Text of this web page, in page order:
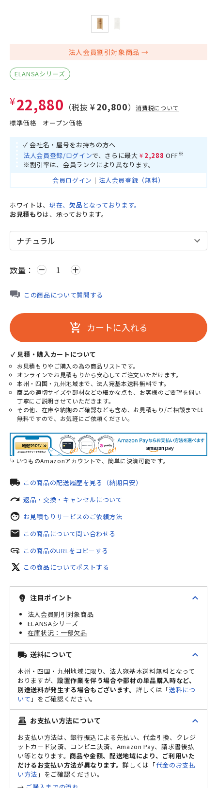
法人会員割引対象商品
ELANSAシリーズ
¥22,880 （税抜 ¥20,800）消費税について
標準価格 オープン価格
✓ 会社名・屋号をお持ちの方へ
法人会員登録/ログインで、さらに最大 ¥2,288 OFF※
※割引率は、会員ランクにより異なります。
会員ログイン ｜ 法人会員登録（無料）
ホワイトは、 現在、 欠品 となっております。
お見積もりは、承っております。
数量： remove add
この商品について質問する
add_shopping_cart カートに入れる
✓ 見積・購入カートについて
お見積もりやご購入の為の商品リストです。
オンラインでお見積もりから安心してご注文いただけます。
本州・四国・九州地域まで、法人宛基本送料無料です。
商品の適切サイズや部材などの細かな点も、お客様のご要望を伺い
丁寧にご説明させていただきます。
その他、在庫や納期のご確認なども含め、お見積もり/ご相談までは
無料ですので、お気軽にご依頼ください。
いつものAmazonアカウントで、簡単に決済可能です。
local_shipping この商品の配送履歴を見る（納期目安）
redo 返品・交換・キャンセルについて
face お見積もりサービスのご依頼方法
mail この商品について問い合わせる
add_link この商品のURLをコピーする
この商品についてポストする
emoji_objects 注目ポイント expand_less
法人会員割引対象商品
ELANSAシリーズ
一部欠品
local_shipping 送料について expand_less
本州・四国・九州地域に限り、法人宛基本送料無料となって
おりますが、 設置作業を伴う場合や部材の単品購入時など、
別途送料が発生する場合もございます。 詳しくは「送料につ
いて 」をご確認ください。
point_of_sale お支払い方法について expand_less
お支払い方法は、銀行振込による先払い、代金引換、クレジ
ットカード決済、コンビニ決済、Amazon Pay、請求書後払
い等となります。商品や金額、配送地域により、ご利用いた
だけるお支払い方法が異なります。詳しくは「代金のお支払
い方法 」をご確認ください。